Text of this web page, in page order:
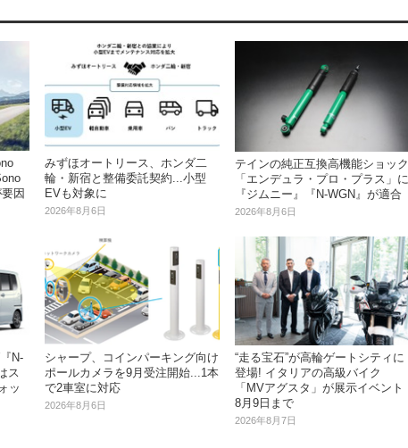
因
みずほオートリース、ホンダ二
輪・新宿と整備委託契約...小型
EVも対象に
2026年8月6日
テインの純正互換高機能ショック
「エンデュラ・プロ・プラス」に
『ジムニー』『N-WGN』が適合
2026年8月6日
N-
ス
ッ
シャープ、コインパーキング向け
ポールカメラを9月受注開始...1本
で2車室に対応
2026年8月6日
“走る宝石”が高輪ゲートシティに
登場! イタリアの高級バイク
「MVアグスタ」が展示イベント
8月9日まで
2026年8月7日